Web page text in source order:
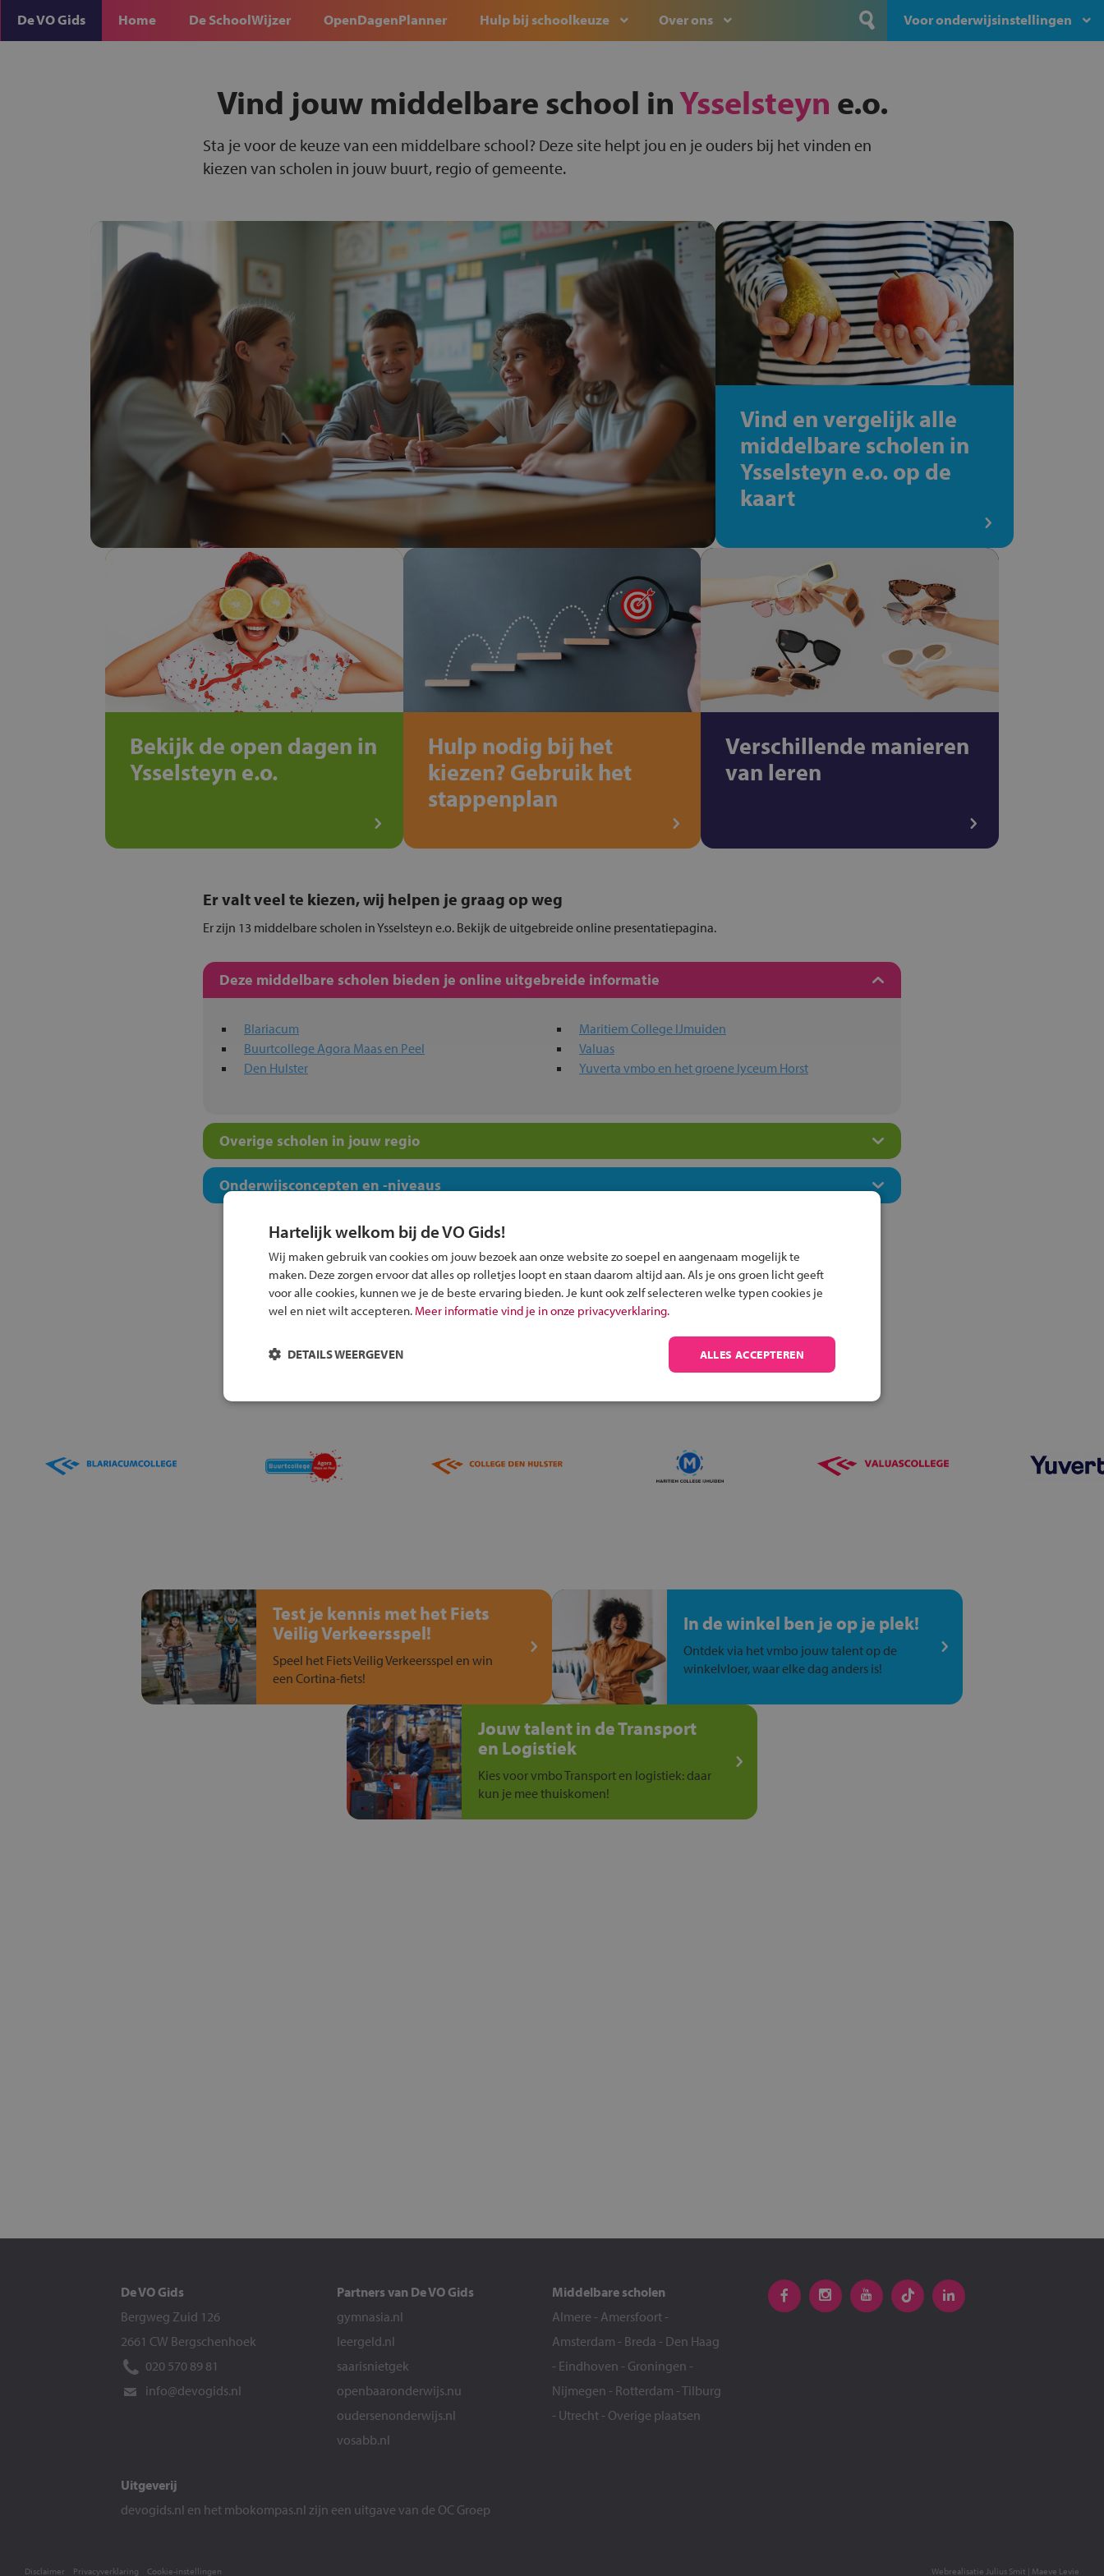
De VO Gids Home De SchoolWijzer OpenDagenPlanner Hulp bij schoolkeuze Over ons Voor onderwijsinstellingen
Vind jouw middelbare school inYsselsteyn e.o.
Sta je voor de keuze van een middelbare school? Deze site helpt jou en je ouders bij het vinden en
kiezen van scholen in jouw buurt, regio of gemeente.
Vind en vergelijk alle
middelbare scholen in
Ysselsteyn e.o. op de
kaart
Bekijk de open dagen in
Ysselsteyn e.o.
Hulp nodig bij het
kiezen? Gebruik het
stappenplan
Verschillende manieren
van leren
Er valt veel te kiezen, wij helpen je graag op weg
Er zijn 13 middelbare scholen in Ysselsteyn e.o. Bekijk de uitgebreide online presentatiepagina.
Deze middelbare scholen bieden je online uitgebreide informatie
Blariacum
Buurtcollege Agora Maas en Peel
Den Hulster
Maritiem College IJmuiden
Valuas
Yuverta vmbo en het groene lyceum Horst
Overige scholen in jouw regio
Onderwijsconcepten en -niveaus
Inschrijven?
Test je kennis met het Fiets
Veilig Verkeersspel!
Speel het Fiets Veilig Verkeersspel en win
een Cortina-fiets!
In de winkel ben je op je plek!
Ontdek via het vmbo jouw talent op de
winkelvloer, waar elke dag anders is!
Jouw talent in de Transport
en Logistiek
Kies voor vmbo Transport en logistiek: daar
kun je mee thuiskomen!
De VO Gids
Bergweg Zuid 126
2661 CW Bergschenhoek
020 570 89 81
info@devogids.nl
Partners van De VO Gids
gymnasia.nl
leergeld.nl
saarisnietgek
openbaaronderwijs.nu
oudersenonderwijs.nl
vosabb.nl
Middelbare scholen
Almere - Amersfoort -
Amsterdam - Breda - Den Haag
- Eindhoven - Groningen -
Nijmegen - Rotterdam -Tilburg
- Utrecht - Overige plaatsen
Uitgeverij
devogids.nl en het mbokompas.nl zijn een uitgave van de OC Groep
Webrealisatie Julius Smit | Maeve Levie
Disclaimer Privacyverklaring Cookie-instellingen
Hartelijk welkom bij de VO Gids!
Wij maken gebruik van cookies om jouw bezoek aan onze website zo soepel en aangenaam mogelijk te
maken. Deze zorgen ervoor dat alles op rolletjes loopt en staan daarom altijd aan. Als je ons groen licht geeft
voor alle cookies, kunnen we je de beste ervaring bieden. Je kunt ook zelf selecteren welke typen cookies je
wel en niet wilt accepteren. Meer informatie vind je in onze privacyverklaring.
ALLES ACCEPTEREN
DETAILS WEERGEVEN